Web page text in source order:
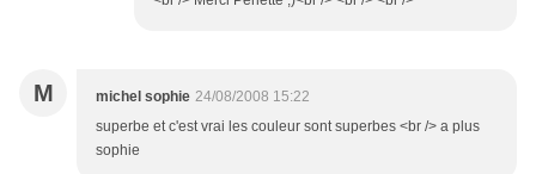
M michel sophie 24/08/2008 15:22
superbe et c'est vrai les couleur sont superbes <br /> a plus
sophie